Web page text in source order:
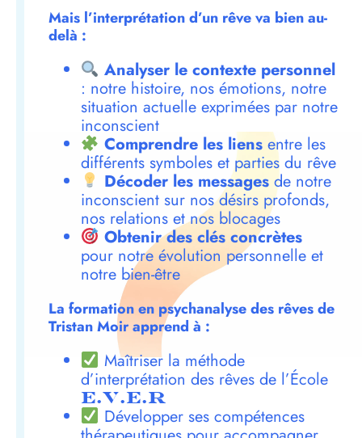
Mais l’interprétation d’un rêve va bien au-
delà :
Analyser le contexte personnel
: notre histoire, nos émotions, notre
situation actuelle exprimées par notre
inconscient
Comprendre les liensentre les
différents symboles et parties du rêve
Décoder les messagesde notre
inconscient sur nos désirs profonds,
nos relations et nos blocages
Obtenir des clés concrètes
pour notre évolution personnelle et
notre bien-être
La formation en psychanalyse des rêves de
Tristan Moir apprend à :
Maîtriser la méthode
d’interprétation des rêves de l’École
E.V.E.R
Développer ses compétences